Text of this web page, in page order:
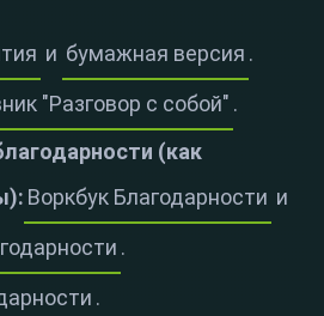
и бумажная версия .
"Разговор с собой" .
(как
Воркбук Благодарности и
.
.